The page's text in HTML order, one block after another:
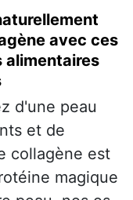
avec ces
alimentaires
d'une peau
et de
collagène est
magique